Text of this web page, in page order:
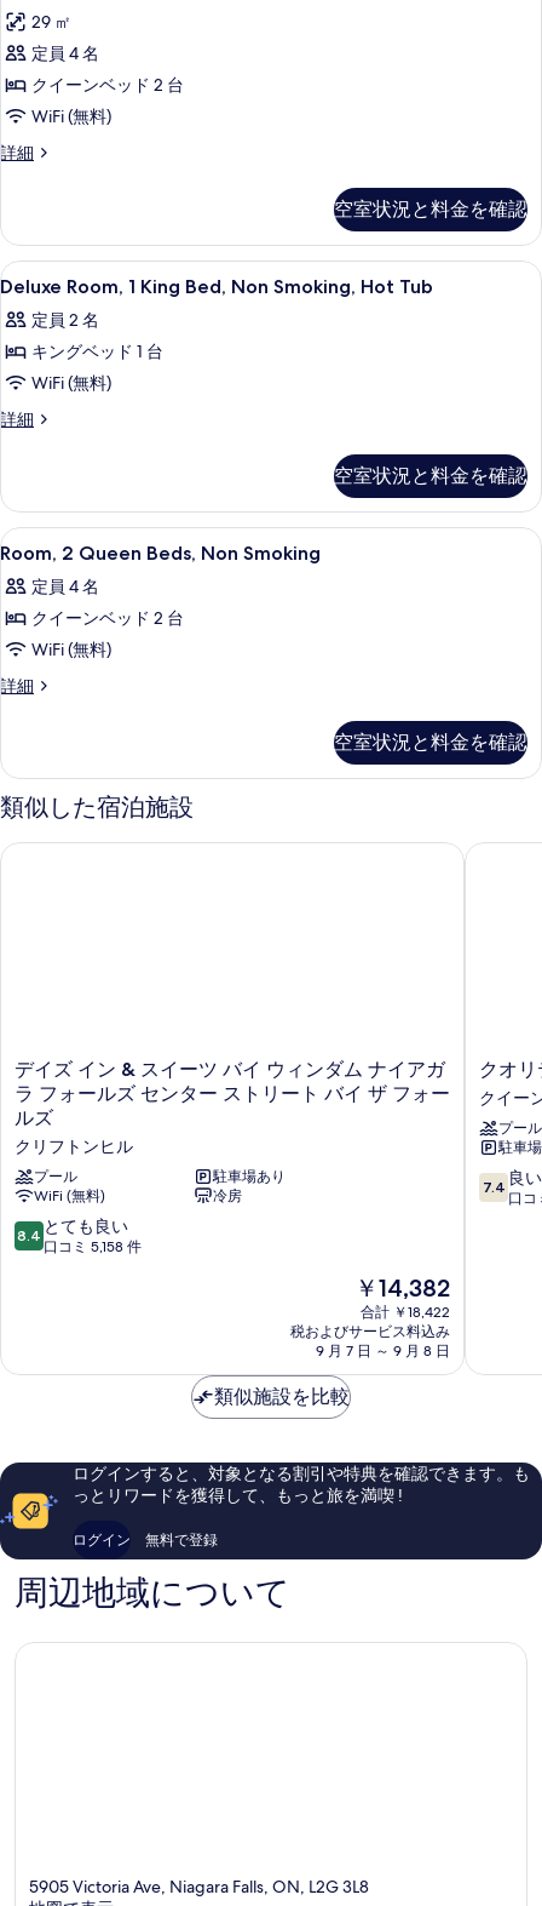
べ
て
の
写
真
を
示
す
る
ッ
ド
2
台
禁
す
べ
て
の
写
真
を
示
す
る
イ
ー
ン
ベ
ッ
ド
2
の
詳
細
ム
ク
イ
ー
ベ
ド
2
台
禁
煙
バ
ル
ー
の
す
べ
て
の
写
を
表
示
す
29 ㎡
定員 4 名
クイーンベッド 2 台
WiFi (無料)
詳細
ル
イ
ー
ン
ッ
ド
台
禁
煙
コ
ー
の
詳
細
空室状況と料金を確認
Deluxe
Room,
1
King
Bed,
Non
Tub
の
す
べ
て
の
写
表
示
す
高級寝具、セーフティボックス (室内
3
Deluxe Room, 1 King Bed, Non Smoking, Hot Tub
定員 2 名
キングベッド 1 台
WiFi (無料)
詳細
Deluxe
Bed,
Non
Smoking,
Tub
の
細
空室状況と料金を確認
Room,
2
Queen
Beds,
Non
Smoking
べ
て
写
高級寝具、セーフティボックス (室内
1
Room, 2 Queen Beds, Non Smoking
定員 4 名
クイーンベッド 2 台
WiFi (無料)
詳細
Room,
Non
Smoking
の
細
空室状況と料金を確認
類似した宿泊施設
デ
イ
ズ
イ
ン
&
ス
イ
ー
ン
イ
ガ
ラ
ー
ル
セ
ザ
デイズ イン & スイーツ バイ ウィンダム ナイアガ
ラ フォールズ センター ストリート バイ ザ フォー
ルズ
クリフトンヒル
プール
駐車場あり
WiFi (無料)
冷房
10
段
も
コ
5,158
件
の
口
ミ
8.4 とても良い
口コミ 5,158 件
現
在
の
料
金
￥14,382
合計 ￥18,422
税およびサービス料込み
9 月 7 日 ～ 9 月 8 日
デイズ イン & スイーツ バイ ウィンダム ナイアガラ フォー
ク
オ
リ
テ
ィ
ホ
テ
ュ
ケ
ー
クオ
クイー
プール
駐車
10
段
ミ
の
口
7.4 良い
口コ
クオリ
類似施設を比較
ログインすると、対象となる割引や特典を確認できます。も
っとリワードを獲得して、もっと旅を満喫 !
ログイン 無料で登録
周辺地域について
5905 Victoria Ave, Niagara Falls, ON, L2G 3L8